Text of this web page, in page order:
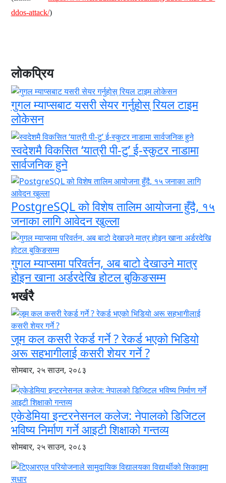
ddos-attack/)
लोकप्रिय
गुगल म्याप्सबाट यसरी सेयर गर्नुहोस् रियल टाइम
लोकेसन
स्वदेशमै विकसित ‘यात्री पी-टु’ ई-स्कुटर नाडामा
सार्वजनिक हुने
PostgreSQL को विशेष तालिम आयोजना हुँदै, १५
जनाका लागि आवेदन खुल्ला
गुगल म्याप्समा परिवर्तन, अब बाटो देखाउने मात्र
होइन खाना अर्डरदेखि होटल बुकिङसम्म
भर्खरै
जूम कल कसरी रेकर्ड गर्ने ? रेकर्ड भएको भिडियो
अरू सहभागीलाई कसरी शेयर गर्ने ?
सोमबार, २५ साउन, २०८३
एकेडेमिया इन्टरनेसनल कलेज: नेपालको डिजिटल
भविष्य निर्माण गर्ने आइटी शिक्षाको गन्तव्य
सोमबार, २५ साउन, २०८३